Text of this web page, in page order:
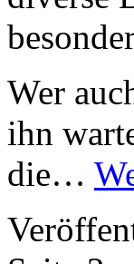
Wer
ihn
die…